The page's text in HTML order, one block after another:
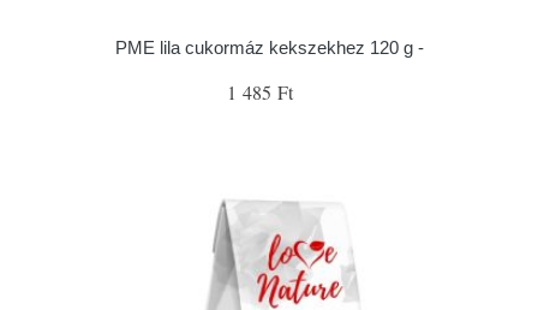
PME lila cukormáz kekszekhez 120 g -
1 485 Ft